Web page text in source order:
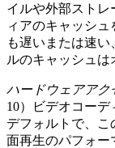
イルや外部スト
ィアのキャッシ
も遅いまたは速
ルのキャッシュは
ハードウェアアク
10）ビデオコーデ
デフォルトで、
面再生のパフォー